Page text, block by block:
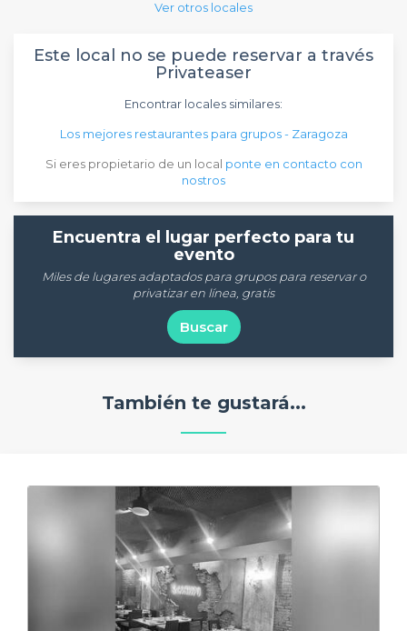
Ver otros locales
Este local no se puede reservar a través
Privateaser
Encontrar locales similares:
Los mejores restaurantes para grupos - Zaragoza
Si eres propietario de un local ponte en contacto con
nostros
Encuentra el lugar perfecto para tu
evento
Miles de lugares adaptados para grupos para reservar o
privatizar en línea, gratis
Buscar
También te gustará...